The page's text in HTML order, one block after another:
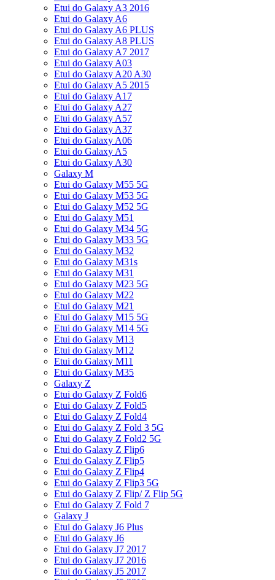
Etui do Galaxy A3 2016
Etui do Galaxy A6
Etui do Galaxy A6 PLUS
Etui do Galaxy A8 PLUS
Etui do Galaxy A7 2017
Etui do Galaxy A03
Etui do Galaxy A20 A30
Etui do Galaxy A5 2015
Etui do Galaxy A17
Etui do Galaxy A27
Etui do Galaxy A57
Etui do Galaxy A37
Etui do Galaxy A06
Etui do Galaxy A5
Etui do Galaxy A30
Galaxy M
Etui do Galaxy M55 5G
Etui do Galaxy M53 5G
Etui do Galaxy M52 5G
Etui do Galaxy M51
Etui do Galaxy M34 5G
Etui do Galaxy M33 5G
Etui do Galaxy M32
Etui do Galaxy M31s
Etui do Galaxy M31
Etui do Galaxy M23 5G
Etui do Galaxy M22
Etui do Galaxy M21
Etui do Galaxy M15 5G
Etui do Galaxy M14 5G
Etui do Galaxy M13
Etui do Galaxy M12
Etui do Galaxy M11
Etui do Galaxy M35
Galaxy Z
Etui do Galaxy Z Fold6
Etui do Galaxy Z Fold5
Etui do Galaxy Z Fold4
Etui do Galaxy Z Fold 3 5G
Etui do Galaxy Z Fold2 5G
Etui do Galaxy Z Flip6
Etui do Galaxy Z Flip5
Etui do Galaxy Z Flip4
Etui do Galaxy Z Flip3 5G
Etui do Galaxy Z Flip/ Z Flip 5G
Etui do Galaxy Z Fold 7
Galaxy J
Etui do Galaxy J6 Plus
Etui do Galaxy J6
Etui do Galaxy J7 2017
Etui do Galaxy J7 2016
Etui do Galaxy J5 2017